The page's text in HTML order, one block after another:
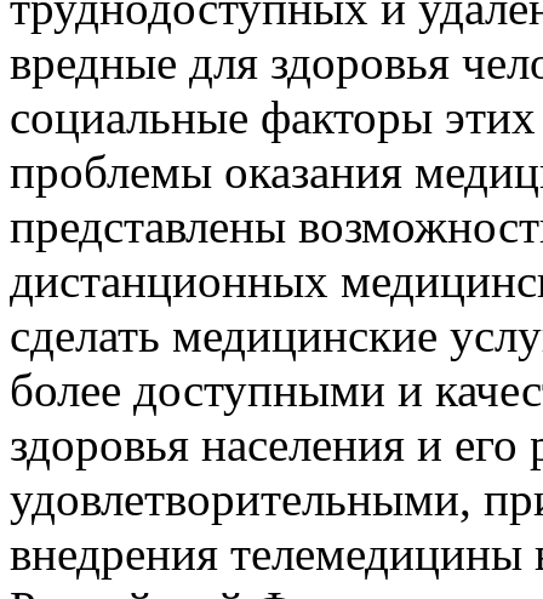
вредные для здоровья
социальные факторы
проблемы оказания
представлены
дистанционных
сделать медицинские
более доступными и
здоровья населения и
удовлетворительными,
внедрения